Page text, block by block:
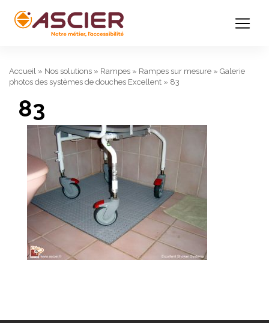
Accueil » Nos solutions » Rampes » Rampes sur mesure » Galerie
photos des systèmes de douches Excellent » 83
83